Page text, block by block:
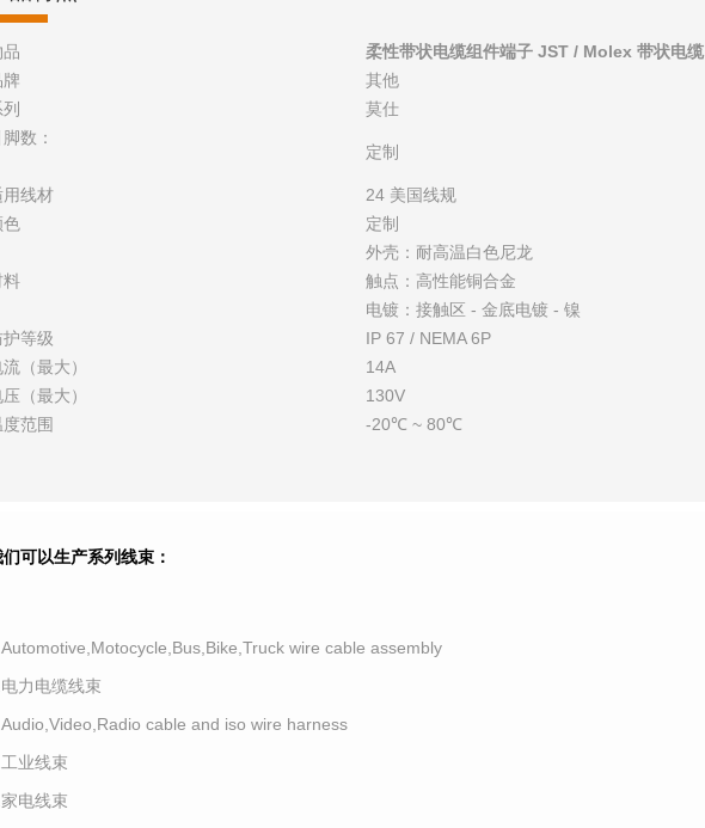
品
柔性带状电缆组件端子 JST / Molex 带状电缆
牌
其他
莫仕
数：
定制
用线材
24 美国线规
色
定制
料
外壳：耐高温白色尼龙
触点：高性能铜合金
电镀：接触区 - 金底电镀 - 镍
护等级
IP 67 / NEMA 6P
流（最大）
14A
压（最大）
130V
度范围
-20℃ ~ 80℃
可以生产系列线束：
wire cable assembly
力电缆线束
cable and iso wire harness
业线束
电线束